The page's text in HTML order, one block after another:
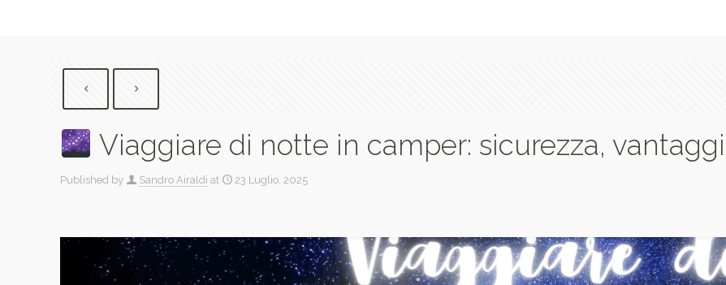
Viaggiare di notte in camper: sicurezza,
Published by Sandro Airaldi at 23 Luglio, 2025